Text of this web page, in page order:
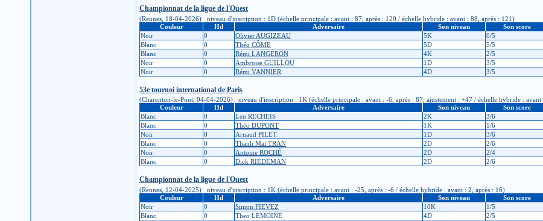
Championnat de la ligue de l'Ouest
(Rennes, 18-04-2026) niveau d'inscription : 1D (échelle principale : avant : 87, après : 120 / échelle hybride : avant : 88, après : 121)
Couleur
Hd Adversaire Son niveau Son score
Noir
0 Olivier AUGIZEAU 5K 0/5
Blanc
0 Théo CÔME 5D 5/5
Blanc
0 Rémi LANGERON 4K 2/5
Noir
0 Ambroise GUILLOU 1D 3/5
Noir
0 Rémi VANNIER 4D 3/5
53e tournoi international de Paris
(Charenton-le-Pont, 04-04-2026) niveau d'inscription : 1K (échelle principale : avant : -6, après : 87, ajustement : +47 / échelle hybride : avant
Couleur
Hd Adversaire Son niveau Son score
Blanc
0 Len RECHEIS 2K 3/6
Blanc
0 Théo DUPONT 1K 1/6
Noir
0 Arnaud PILET 1D 3/6
Blanc
0 Thanh Mai TRAN 2D 2/6
Noir
0 Antoine ROCHÉ 2D 2/4
Blanc
0 Dick RIEDEMAN 2D 2/6
Championnat de la ligue de l'Ouest
(Rennes, 12-04-2025) niveau d'inscription : 1K (échelle principale : avant : -25, après : -6 / échelle hybride : avant : 2, après : 16)
Couleur
Hd Adversaire Son niveau Son score
Noir
0 Simon FIEVEZ 10K 1/5
Blanc
0 Theo LEMOINE 4D 2/5